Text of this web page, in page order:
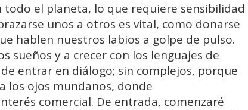
todo el planeta, lo que requiere sensibilidad
unos a otros es vital, como donarse
hablen nuestros labios a golpe de pulso.
sueños y a crecer con los lenguajes de
entrar en diálogo; sin complejos, porque
los ojos mundanos, donde
comercial. De entrada, comenzaré